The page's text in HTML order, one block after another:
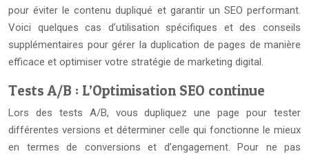
pour éviter le contenu dupliqué et garantir un SEO performant.
Voici quelques cas d’utilisation spécifiques et des conseils
supplémentaires pour gérer la duplication de pages de manière
efficace et optimiser votre stratégie de marketing digital.
Tests A/B : L’Optimisation SEO continue
Lors des tests A/B, vous dupliquez une page pour tester
différentes versions et déterminer celle qui fonctionne le mieux
en termes de conversions et d’engagement. Pour ne pas